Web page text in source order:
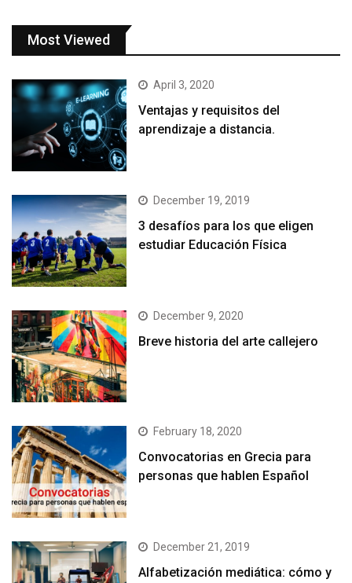
Most Viewed
April 3, 2020
Ventajas y requisitos del
aprendizaje a distancia.
December 19, 2019
3 desafíos para los que eligen
estudiar Educación Física
December 9, 2020
Breve historia del arte callejero
February 18, 2020
Convocatorias en Grecia para
personas que hablen Español
December 21, 2019
Alfabetización mediática: cómo y